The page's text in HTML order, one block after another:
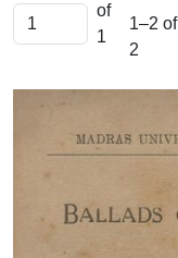
of
1
1–2 of
2